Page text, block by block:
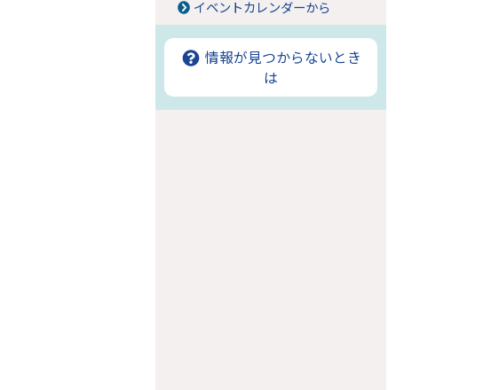
イベントカレンダーから
情報が見つからないとき
は